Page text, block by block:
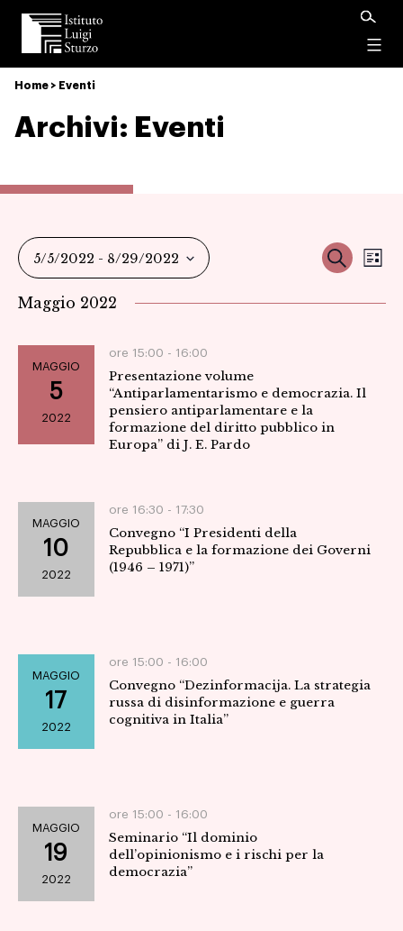
Istituto
Luigi
Sturzo
Home > Eventi
Archivi: Eventi
viste
Cerca
5/5/2022 - 8/29/2022
la
Maggio 2022
MAGGIO
5
2022
ore 15:00 - 16:00
Presentazione volume
“Antiparlamentarismo e democrazia. Il
pensiero antiparlamentare e la
formazione del diritto pubblico in
Europa” di J. E. Pardo
MAGGIO
10
2022
ore 16:30 - 17:30
Convegno “I Presidenti della
Repubblica e la formazione dei Governi
(1946 – 1971)”
MAGGIO
17
2022
ore 15:00 - 16:00
Convegno “Dezinformacija. La strategia
russa di disinformazione e guerra
cognitiva in Italia”
MAGGIO
19
2022
ore 15:00 - 16:00
Seminario “Il dominio
dell’opinionismo e i rischi per la
democrazia”